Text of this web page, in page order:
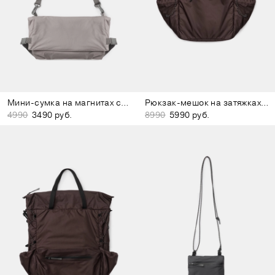
Мини-сумка на магнитах серо-лиловая
4990 3490 руб.
Рюкзак-мешок на затяжках бордово-коричневый
8990 5990 руб.